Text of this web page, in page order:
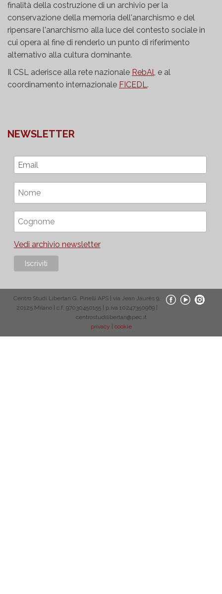
finalità della costruzione di un archivio per la
conservazione della memoria dell'anarchismo e del
ripensare l'anarchismo alla luce del contesto sociale in
cui opera al fine di renderlo un punto di riferimento
alternativo alla cultura dominante.
Il CSL aderisce alla rete nazionale RebAl, e al
coordinamento internazionale FICEDL.
NEWSLETTER
Vedi archivio newsletter
Centro Studi Libertari G. Pinelli APS | via Jean Jaurès 9,
20125 Milano | c.f. 97030450155 | p.iva 10247350969 |
centrostudilibertari@pec.it
privacy
cookie